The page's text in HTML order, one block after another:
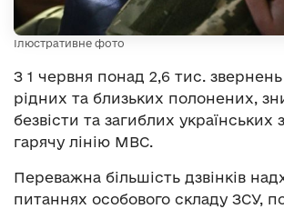
Ілюстративне фото
З 1 червня понад 2,6 тис.
рідних та близьких полонених,
безвісти та загиблих українських
гарячу лінію МВС.
Переважна більшість дзвінків
питаннях особового складу ЗСУ,